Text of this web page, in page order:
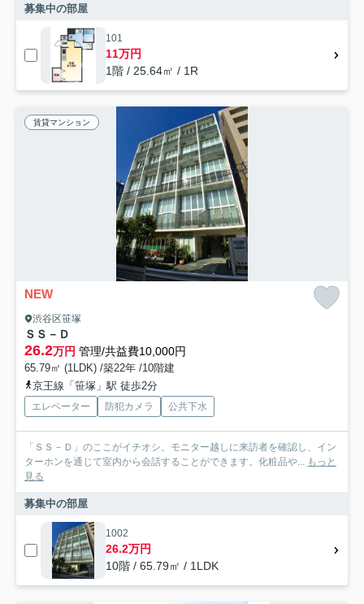
募集中の部屋
101
11万円
1階 / 25.64㎡ / 1R
賃貸マンション
NEW
渋谷区笹塚
ＳＳ－Ｄ
26.2万円 管理/共益費10,000円
65.79㎡ (1LDK) /築22年 /10階建
京王線「笹塚」駅 徒歩2分
エレベーター 防犯カメラ 公共下水
「ＳＳ－Ｄ」のここがイチオシ。モニター越しに来訪者を確認し、イン
ターホンを通じて室内から会話することができます。化粧品や... もっと
見る
募集中の部屋
1002
26.2万円
10階 / 65.79㎡ / 1LDK